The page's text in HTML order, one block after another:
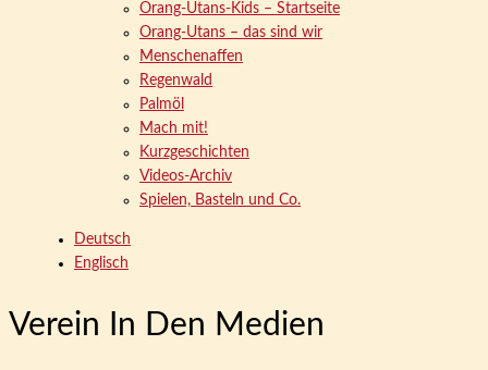
Orang-Utans-Kids – Startseite
Orang-Utans – das sind wir
Menschenaffen
Regenwald
Palmöl
Mach mit!
Kurzgeschichten
Videos-Archiv
Spielen, Basteln und Co.
Deutsch
Englisch
Verein In Den Medien